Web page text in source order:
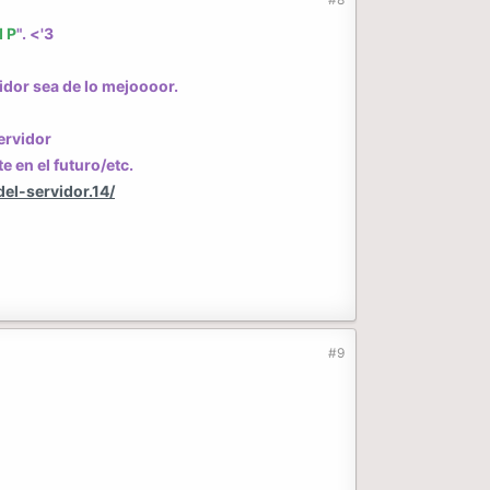
P". <'3
sea de lo mejoooor.
en el futuro/etc.
servidor.14/
#9